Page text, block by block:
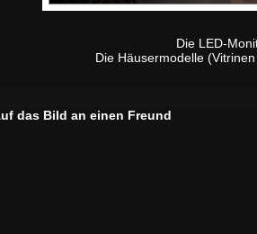
Die LED-
Die Häusermodelle
das Bild an einen Freund